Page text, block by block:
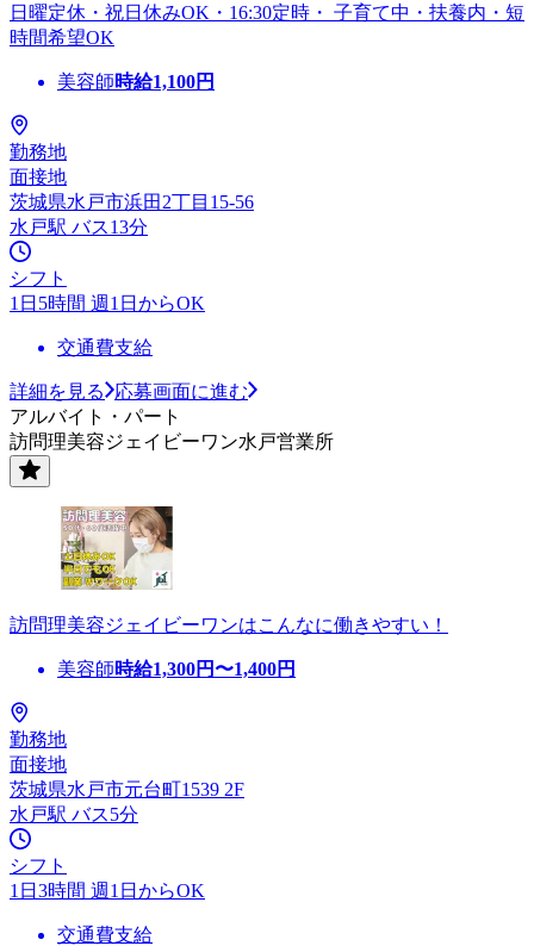
日曜定休・祝日休みOK・16:30定時・ 子育て中・扶養内・短
時間希望OK
美容師時給1,100円
勤務地
面接地
茨城県水戸市浜田2丁目15-56
水戸駅 バス13分
シフト
1日5時間 週1日からOK
交通費支給
詳細を見る
応募画面に進む
アルバイト・パート
訪問理美容ジェイビーワン水戸営業所
訪問理美容ジェイビーワンはこんなに働きやすい！
美容師時給1,300円〜1,400円
勤務地
面接地
茨城県水戸市元台町1539 2F
水戸駅 バス5分
シフト
1日3時間 週1日からOK
交通費支給